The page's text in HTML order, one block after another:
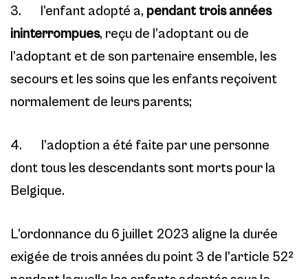
3. l’enfant adopté a, pendant trois années
ininterrompues, reçu de l’adoptant ou de
l’adoptant et de son partenaire ensemble, les
secours et les soins que les enfants reçoivent
normalement de leurs parents;
4. l’adoption a été faite par une personne
dont tous les descendants sont morts pour la
Belgique.
L’ordonnance du 6 juillet 2023 aligne la durée
exigée de trois années du point 3 de l’article 52²